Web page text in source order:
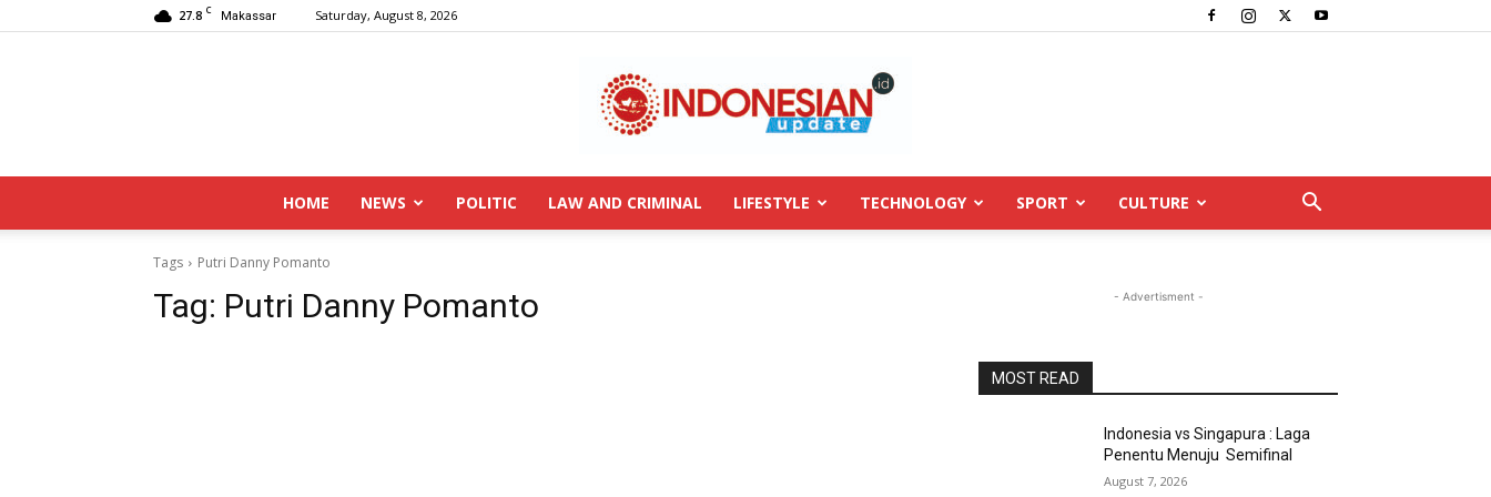
27.8 C Makassar Saturday, August 8, 2026
HOME NEWS POLITIC LAW AND CRIMINAL LIFESTYLE TECHNOLOGY SPORT CULTURE
Tags Putri Danny Pomanto
Tag: Putri Danny Pomanto - Advertisment -
MOST READ
Indonesia vs Singapura : Laga
Penentu Menuju Semifinal
August 7, 2026